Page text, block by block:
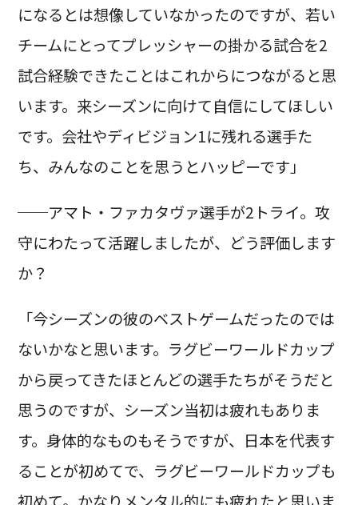
になるとは想像していなかったのですが、若い
チームにとってプレッシャーの掛かる試合を2
試合経験できたことはこれからにつながると思
います。来シーズンに向けて自信にしてほしい
です。会社やディビジョン1に残れる選手た
ち、みんなのことを思うとハッピーです」
──アマト・ファカタヴァ選手が2トライ。攻
守にわたって活躍しましたが、どう評価します
か？
「今シーズンの彼のベストゲームだったのでは
ないかなと思います。ラグビーワールドカップ
から戻ってきたほとんどの選手たちがそうだと
思うのですが、シーズン当初は疲れもありま
す。身体的なものもそうですが、日本を代表す
ることが初めてで、ラグビーワールドカップも